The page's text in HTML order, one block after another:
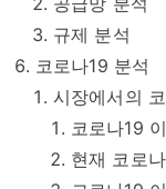
규제 분석
코로나19 분석
시장에서의
코로나19
현재 코로